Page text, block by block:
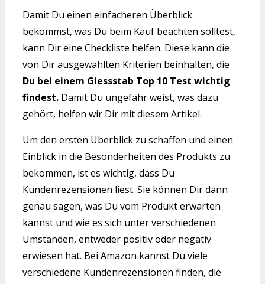
Damit Du einen einfacheren Überblick
bekommst, was Du beim Kauf beachten solltest,
kann Dir eine Checkliste helfen. Diese kann die
von Dir ausgewählten Kriterien beinhalten, die
Du bei einem Giessstab Top 10 Test wichtig
findest. Damit Du ungefähr weist, was dazu
gehört, helfen wir Dir mit diesem Artikel.
Um den ersten Überblick zu schaffen und einen
Einblick in die Besonderheiten des Produkts zu
bekommen, ist es wichtig, dass Du
Kundenrezensionen liest. Sie können Dir dann
genau sagen, was Du vom Produkt erwarten
kannst und wie es sich unter verschiedenen
Umständen, entweder positiv oder negativ
erwiesen hat. Bei Amazon kannst Du viele
verschiedene Kundenrezensionen finden, die